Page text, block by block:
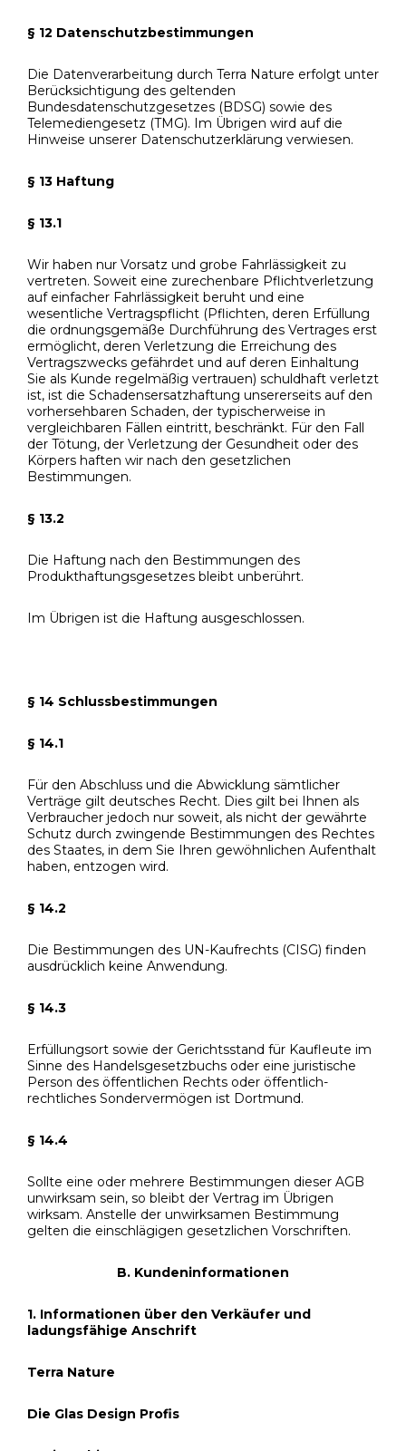
§ 12 Datenschutzbestimmungen
Die Datenverarbeitung durch Terra Nature erfolgt unter
Berücksichtigung des geltenden
Bundesdatenschutzgesetzes (BDSG) sowie des
Telemediengesetz (TMG). Im Übrigen wird auf die
Hinweise unserer Datenschutzerklärung verwiesen.
§ 13 Haftung
§ 13.1
Wir haben nur Vorsatz und grobe Fahrlässigkeit zu
vertreten. Soweit eine zurechenbare Pflichtverletzung
auf einfacher Fahrlässigkeit beruht und eine
wesentliche Vertragspflicht (Pflichten, deren Erfüllung
die ordnungsgemäße Durchführung des Vertrages erst
ermöglicht, deren Verletzung die Erreichung des
Vertragszwecks gefährdet und auf deren Einhaltung
Sie als Kunde regelmäßig vertrauen) schuldhaft verletzt
ist, ist die Schadensersatzhaftung unsererseits auf den
vorhersehbaren Schaden, der typischerweise in
vergleichbaren Fällen eintritt, beschränkt. Für den Fall
der Tötung, der Verletzung der Gesundheit oder des
Körpers haften wir nach den gesetzlichen
Bestimmungen.
§ 13.2
Die Haftung nach den Bestimmungen des
Produkthaftungsgesetzes bleibt unberührt.
Im Übrigen ist die Haftung ausgeschlossen.
§ 14 Schlussbestimmungen
§ 14.1
Für den Abschluss und die Abwicklung sämtlicher
Verträge gilt deutsches Recht. Dies gilt bei Ihnen als
Verbraucher jedoch nur soweit, als nicht der gewährte
Schutz durch zwingende Bestimmungen des Rechtes
des Staates, in dem Sie Ihren gewöhnlichen Aufenthalt
haben, entzogen wird.
§ 14.2
Die Bestimmungen des UN-Kaufrechts (CISG) finden
ausdrücklich keine Anwendung.
§ 14.3
Erfüllungsort sowie der Gerichtsstand für Kaufleute im
Sinne des Handelsgesetzbuchs oder eine juristische
Person des öffentlichen Rechts oder öffentlich-
rechtliches Sondervermögen ist Dortmund.
§ 14.4
Sollte eine oder mehrere Bestimmungen dieser AGB
unwirksam sein, so bleibt der Vertrag im Übrigen
wirksam. Anstelle der unwirksamen Bestimmung
gelten die einschlägigen gesetzlichen Vorschriften.
B. Kundeninformationen
1. Informationen über den Verkäufer und
ladungsfähige Anschrift
Terra Nature
Die Glas Design Profis